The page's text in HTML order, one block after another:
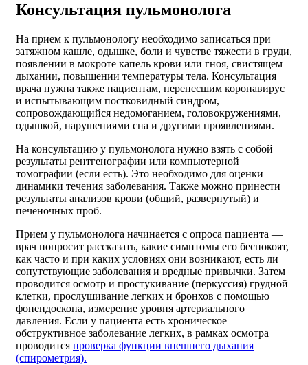
Консультация пульмонолога
На прием к пульмонологу необходимо записаться при
затяжном кашле, одышке, боли и чувстве тяжести в груди,
появлении в мокроте капель крови или гноя, свистящем
дыхании, повышении температуры тела. Консультация
врача нужна также пациентам, перенесшим коронавирус
и испытывающим постковидный синдром,
сопровождающийся недомоганием, головокружениями,
одышкой, нарушениями сна и другими проявлениями.
На консультацию у пульмонолога нужно взять с собой
результаты рентгенографии или компьютерной
томографии (если есть). Это необходимо для оценки
динамики течения заболевания. Также можно принести
результаты анализов крови (общий, развернутый) и
печеночных проб.
Прием у пульмонолога начинается с опроса пациента —
врач попросит рассказать, какие симптомы его беспокоят,
как часто и при каких условиях они возникают, есть ли
сопутствующие заболевания и вредные привычки. Затем
проводится осмотр и простукивание (перкуссия) грудной
клетки, прослушивание легких и бронхов с помощью
фонендоскопа, измерение уровня артериального
давления. Если у пациента есть хроническое
обструктивное заболевание легких, в рамках осмотра
проводится проверка функции внешнего дыхания
(спирометрия).